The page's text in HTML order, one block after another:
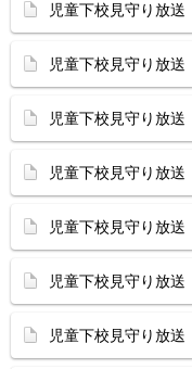
児童下校見守り放送
児童下校見守り放送
児童下校見守り放送
児童下校見守り放送
児童下校見守り放送
児童下校見守り放送
児童下校見守り放送